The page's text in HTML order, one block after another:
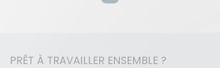
PRÊT À TRAVAILLER ENSEMBLE ?